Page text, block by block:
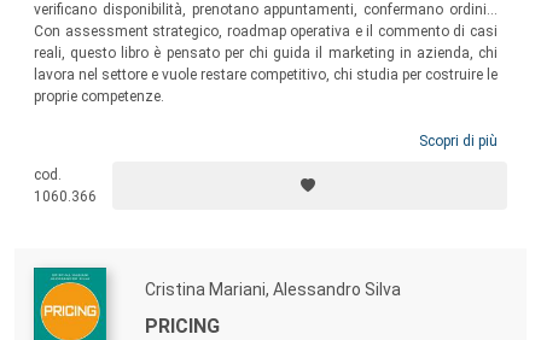
verificano disponibilità, prenotano appuntamenti, confermano ordini…
Con assessment strategico, roadmap operativa e il commento di casi
reali, questo libro è pensato per chi guida il marketing in azienda, chi
lavora nel settore e vuole restare competitivo, chi studia per costruire le
proprie competenze.
Scopri di più
cod.
1060.366
Cristina Mariani, Alessandro Silva
PRICING